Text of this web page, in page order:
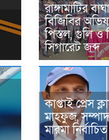
রাঙ্গামাটির
বিজিবির
পিস্তল, গুলি ও
সিগারেট জব্দ
কাপ্তাই প্রেস
মাহফুজ,
মারমা নির্বাচিত